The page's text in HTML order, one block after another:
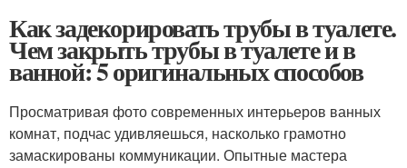
Как задекорировать трубы в туалете.
Чем закрыть трубы в туалете и в
ванной: 5 оригинальных способов
Просматривая фото современных интерьеров ванных
комнат, подчас удивляешься, насколько грамотно
замаскированы коммуникации. Опытные мастера